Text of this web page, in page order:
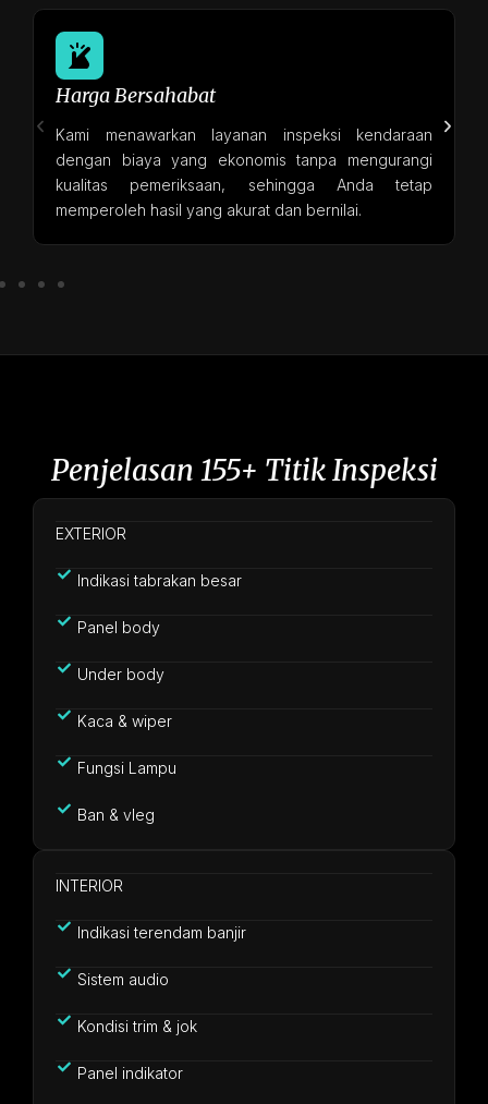
Harga Bersahabat
Kami menawarkan layanan inspeksi kendaraan
dengan biaya yang ekonomis tanpa mengurangi
kualitas pemeriksaan, sehingga Anda tetap
memperoleh hasil yang akurat dan bernilai.
Penjelasan 155+ Titik Inspeksi
EXTERIOR
Indikasi tabrakan besar
Panel body
Under body
Kaca & wiper
Fungsi Lampu
Ban & vleg
INTERIOR
Indikasi terendam banjir
Sistem audio
Kondisi trim & jok
Panel indikator